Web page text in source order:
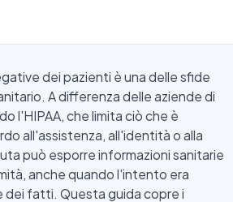
dei pazienti è una delle sfide
A differenza delle aziende di
l'HIPAA, che limita ciò che è
all'assistenza, all'identità o alla
può esporre informazioni sanitarie
anche quando l'intento era
dei fatti. Questa guida copre i